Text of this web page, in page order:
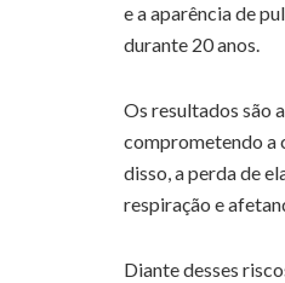
e a aparência de
durante 20 anos.
Os resultados são
comprometendo a
disso, a perda de
respiração e
Diante desses